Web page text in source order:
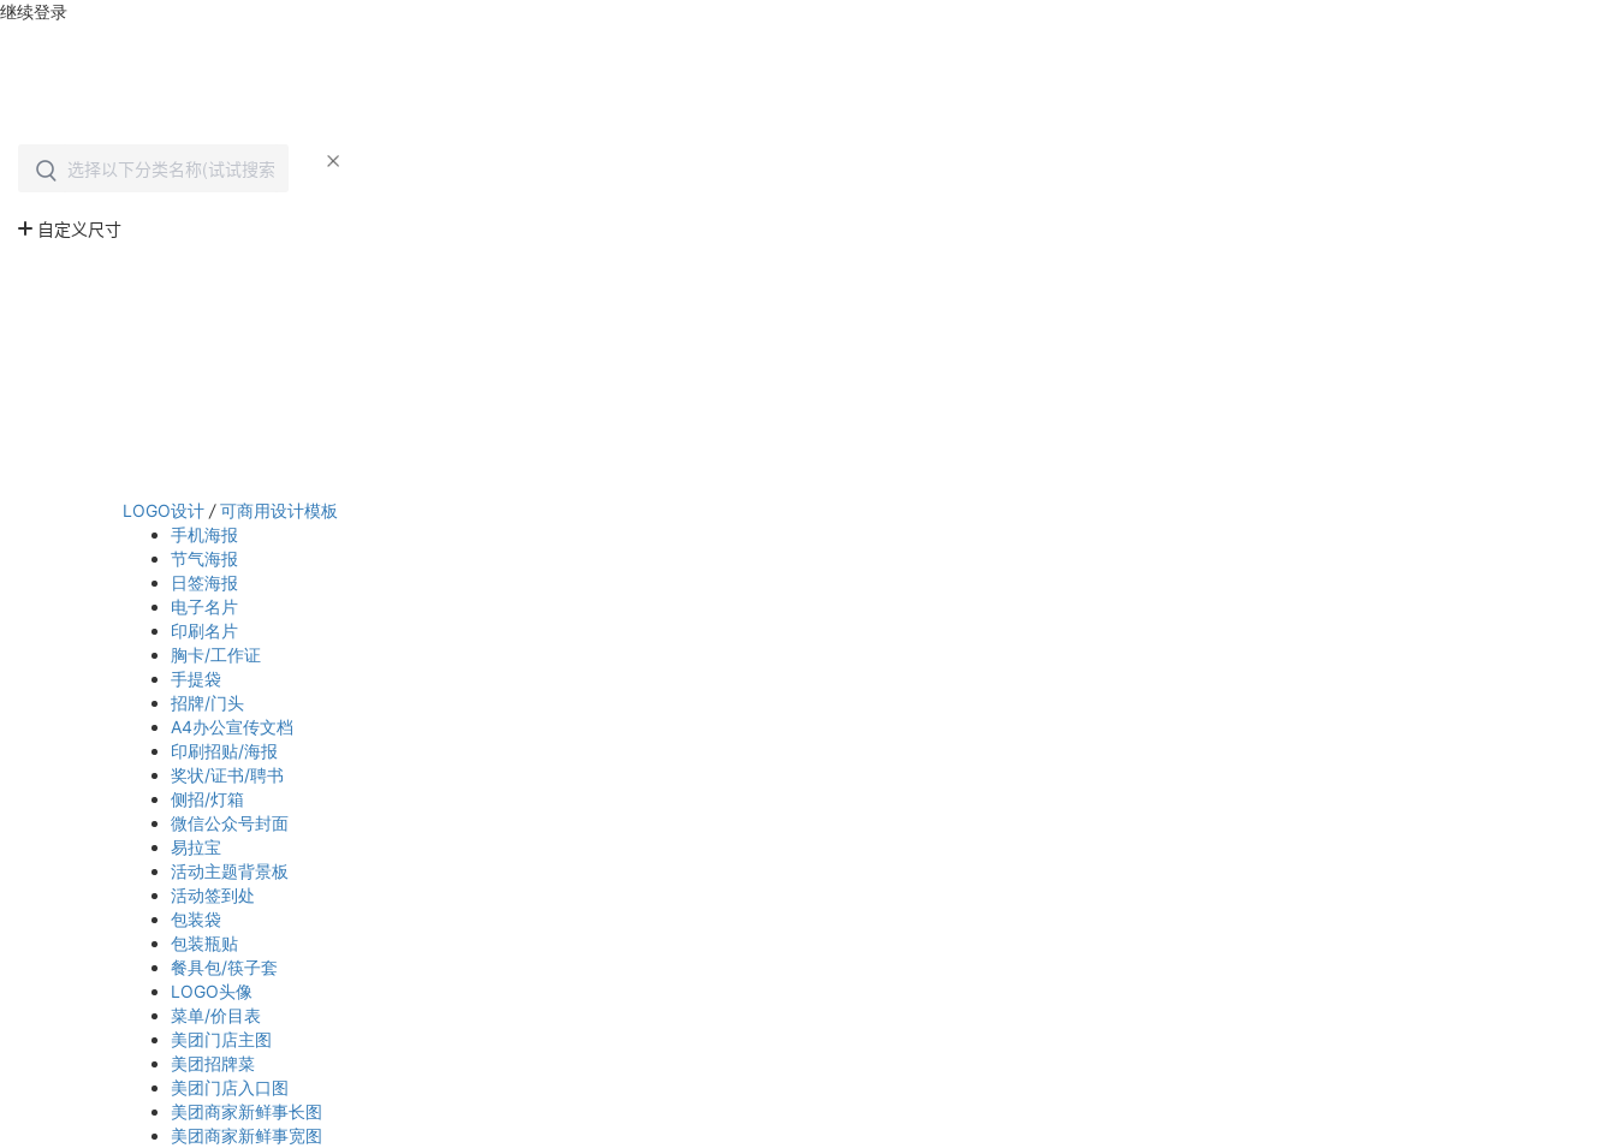
继续登录
LOGO设计 / 可商用设计模板
手机海报
节气海报
日签海报
电子名片
印刷名片
胸卡/工作证
手提袋
招牌/门头
A4办公宣传文档
印刷招贴/海报
奖状/证书/聘书
侧招/灯箱
微信公众号封面
易拉宝
活动主题背景板
活动签到处
包装袋
包装瓶贴
餐具包/筷子套
LOGO头像
菜单/价目表
美团门店主图
美团招牌菜
美团门店入口图
美团商家新鲜事长图
美团商家新鲜事宽图